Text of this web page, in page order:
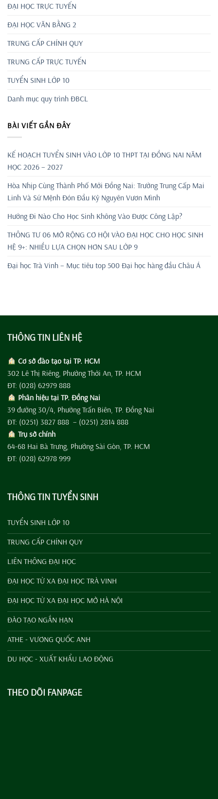
ĐẠI HỌC TRỰC TUYẾN
ĐẠI HỌC VĂN BẰNG 2
TRUNG CẤP CHÍNH QUY
TRUNG CẤP TRỰC TUYẾN
TUYỂN SINH LỚP 10
Danh mục quy trình ĐBCL
BÀI VIẾT GẦN ĐÂY
KẾ HOẠCH TUYỂN SINH VÀO LỚP 10 THPT TẠI ĐỒNG NAI NĂM
HỌC 2026 – 2027
Hòa Nhịp Cùng Thành Phố Mới Đồng Nai: Trường Trung Cấp Mai
Linh Và Sứ Mệnh Đón Đầu Kỷ Nguyên Vươn Mình
Hướng Đi Nào Cho Học Sinh Không Vào Được Công Lập?
THÔNG TƯ 06 MỞ RỘNG CƠ HỘI VÀO ĐẠI HỌC CHO HỌC SINH
HỆ 9+: NHIỀU LỰA CHỌN HƠN SAU LỚP 9
Đại học Trà Vinh – Mục tiêu top 500 Đại học hàng đầu Châu Á
THÔNG TIN LIÊN HỆ
Cơ sở đào tạo tại TP. HCM
302 Lê Thị Riêng, Phường Thới An, TP. HCM
ĐT: (028) 62979 888
Phân hiệu tại TP. Đồng Nai
39 đường 30/4, Phường Trấn Biên, TP. Đồng Nai
ĐT: (0251) 3827 888 – (0251) 2814 888
Trụ sở chính
64-68 Hai Bà Trưng, Phường Sài Gòn, TP. HCM
ĐT: (028) 62978 999
THÔNG TIN TUYỂN SINH
TUYỂN SINH LỚP 10
TRUNG CẤP CHÍNH QUY
LIÊN THÔNG ĐẠI HỌC
ĐẠI HỌC TỪ XA ĐẠI HỌC TRÀ VINH
ĐẠI HỌC TỪ XA ĐẠI HỌC MỞ HÀ NỘI
ĐÀO TẠO NGẮN HẠN
ATHE - VƯƠNG QUỐC ANH
DU HỌC - XUẤT KHẨU LAO ĐỘNG
THEO DÕI FANPAGE